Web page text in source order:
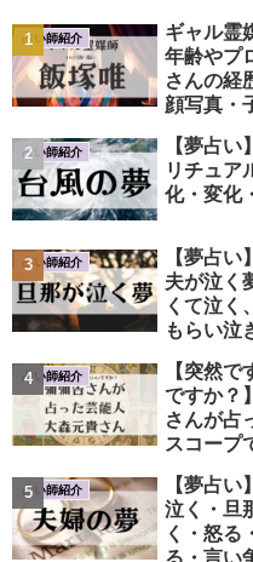
占い師紹介
ギャル霊
年齢やプ
さんの経
顔写真・
査！
占い師紹介
【夢占
リチュア
化・変化
占い師紹介
【夢占い
夫が泣く夢 嬉し泣き、
くて泣く
もらい泣
など
占い師紹介
【突然
ですか？
さんが占
スコープ
命鑑定
占い師紹介
【夢占
泣く・旦
く・怒る
る・言い